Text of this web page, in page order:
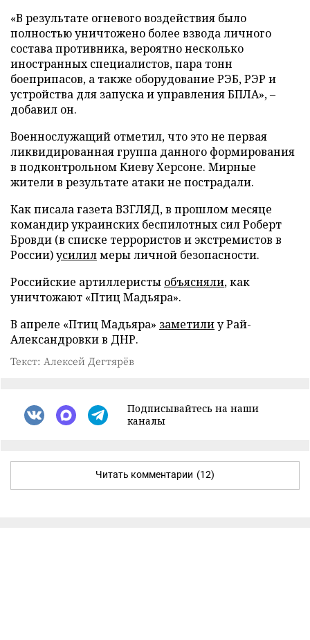
«В результате огневого воздействия было
полностью уничтожено более взвода личного
состава противника, вероятно несколько
иностранных специалистов, пара тонн
боеприпасов, а также оборудование РЭБ, РЭР и
устройства для запуска и управления БПЛА», –
добавил он.
Военнослужащий отметил, что это не первая
ликвидированная группа данного формирования
в подконтрольном Киеву Херсоне. Мирные
жители в результате атаки не пострадали.
Как писала газета ВЗГЛЯД, в прошлом месяце
командир украинских беспилотных сил Роберт
Бровди (в списке террористов и экстремистов в
России)усилилмеры личной безопасности.
Российские артиллеристы объясняли, как
уничтожают «Птиц Мадьяра».
В апреле «Птиц Мадьяра» заметилиу Рай-
Александровки в ДНР.
Текст: Алексей Дегтярёв
Подписывайтесь на наши
каналы
Читать комментарии (12)